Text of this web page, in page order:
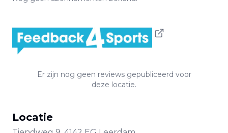
Er zijn nog geen reviews gepubliceerd voor
deze locatie.
Locatie